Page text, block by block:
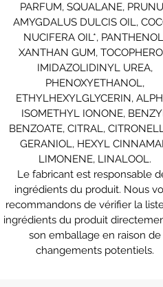
PARFUM, SQUALANE,
AMYGDALUS DULCIS OIL,
NUCIFERA OIL*,
XANTHAN GUM,
IMIDAZOLIDINYL UREA,
PHENOXYETHANOL,
ETHYLHEXYLGLYCERIN,
ISOMETHYL IONONE,
BENZOATE, CITRAL,
GERANIOL, HEXYL
LIMONENE, LINALOOL.
Le fabricant est responsable
ingrédients du produit. Nous
recommandons de vérifier la
ingrédients du produit
son emballage en raison de
changements potentiels.